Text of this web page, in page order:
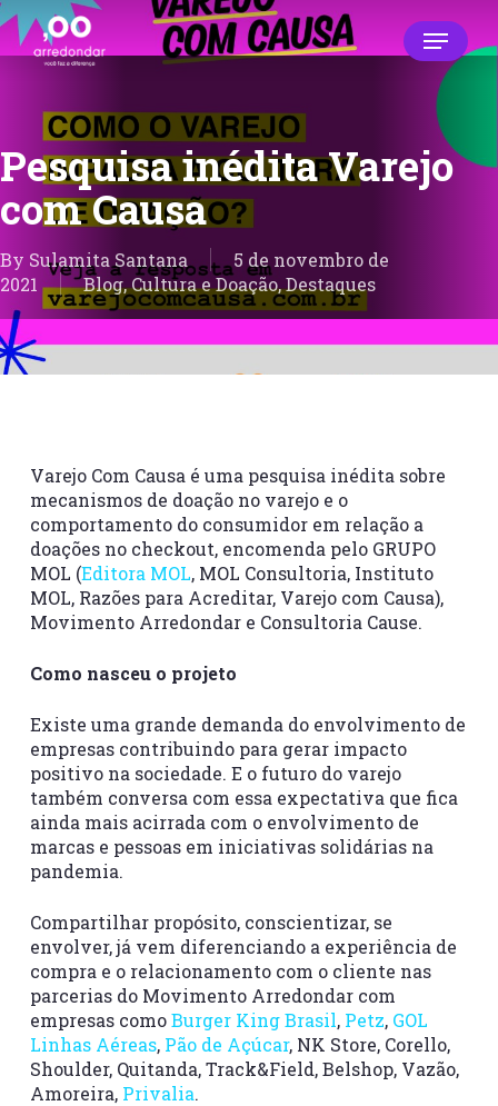
Skip
to
main
Menu
Pesquisa inédita Varejo
com Causa
By Sulamita Santana
5 de novembro de
2021
Blog,Cultura e Doação,Destaques
Varejo Com Causa é uma pesquisa inédita sobre
mecanismos de doação no varejo e o
comportamento do consumidor em relação a
doações no checkout, encomenda pelo GRUPO
MOL (Editora MOL, MOL Consultoria, Instituto
MOL, Razões para Acreditar, Varejo com Causa),
Movimento Arredondar e Consultoria Cause.
Como nasceu o projeto
Existe uma grande demanda do envolvimento de
empresas contribuindo para gerar impacto
positivo na sociedade. E o futuro do varejo
também conversa com essa expectativa que fica
ainda mais acirrada com o envolvimento de
marcas e pessoas em iniciativas solidárias na
pandemia.
Compartilhar propósito, conscientizar, se
envolver, já vem diferenciando a experiência de
compra e o relacionamento com o cliente nas
parcerias do Movimento Arredondar com
empresas comoBurger King Brasil, Petz, GOL
Linhas Aéreas, Pão de Açúcar, NK Store, Corello,
Shoulder, Quitanda, Track&Field, Belshop, Vazão,
Amoreira, Privalia.
Close
Menu